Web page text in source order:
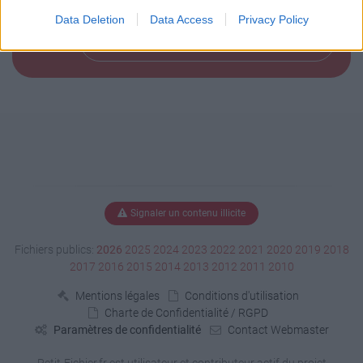
Data Deletion Data Access Privacy Policy
-rw-r--r--  2.1 unx      354 bX defN 17-Jan-30 15:11
Signaler un contenu illicite
Fichiers publics: 2026 2025 2024 2023 2022 2021 2020 2019 2018
2017 2016 2015 2014 2013 2012 2011 2010
Mentions légales
Conditions d'utilisation
Charte de Confidentialité / RGPD
Paramètres de confidentialité
Contact Webmaster